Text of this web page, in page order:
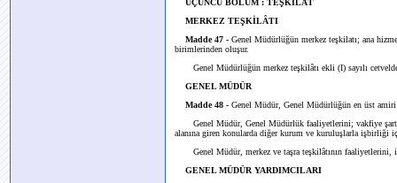
ÜÇÜNCÜ BÖLÜM : TEŞKİLÂT
MERKEZ TEŞKİLÂTI
Madde 47 - Genel Müdürlüğün merkez teşkilatı; ana
birimlerinden oluşur.
Genel Müdürlüğün merkez teşkilâtı ekli (I) sayılı
GENEL MÜDÜR
Madde 48 - Genel Müdür, Genel Müdürlüğün en üst
Genel Müdür, Genel Müdürlük faaliyetlerini; vakfiye
alanına giren konularda diğer kurum ve kuruluşlarla işbirliği
Genel Müdür, merkez ve taşra teşkilâtının faaliyetlerini,
GENEL MÜDÜR YARDIMCILARI